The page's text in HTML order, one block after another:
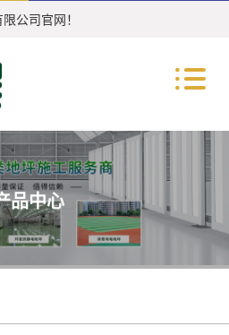
公司官网！
品中心